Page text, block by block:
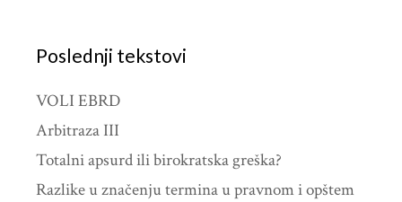
Poslednji tekstovi
VOLI EBRD
Arbitraza III
Totalni apsurd ili birokratska greška?
Razlike u značenju termina u pravnom i opštem